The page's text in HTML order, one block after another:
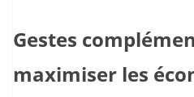
Gestes
maximiser les